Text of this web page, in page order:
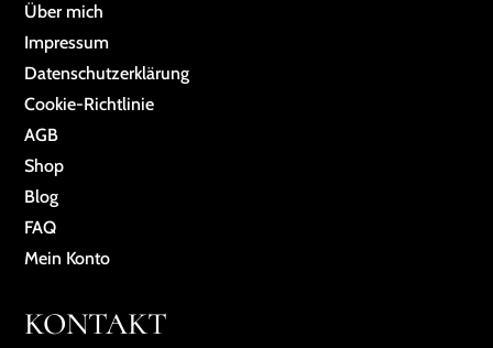
Über mich
Impressum
Da­ten­schutz­er­klä­rung
Cookie-Richtlinie
AGB
Shop
Blog
FAQ
Mein Konto
KONTAKT